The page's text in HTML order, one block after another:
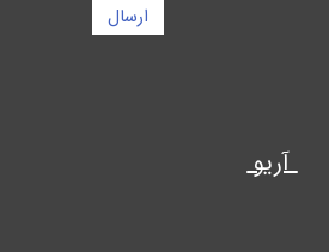
ارسال
آریو